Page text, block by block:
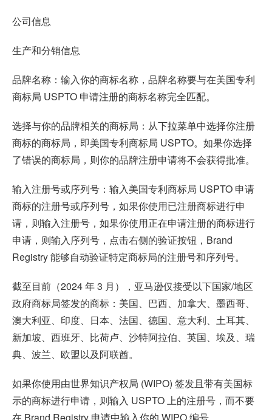
公司信息
生产和分销信息
品牌名称：输入你的商标名称，品牌名称要与在美国专利
商标局 USPTO 申请注册的商标名称完全匹配。
选择与你的品牌相关的商标局：从下拉菜单中选择你注册
商标的商标局，即美国专利商标局 USPTO。如果你选择
了错误的商标局，则你的品牌注册申请将不会获得批准。
输入注册号或序列号：输入美国专利商标局 USPTO 申请
商标的注册号或序列号，如果你使用已注册商标进行申
请，则输入注册号，如果你使用正在申请注册的商标进行
申请，则输入序列号，点击右侧的验证按钮，Brand
Registry 能够自动验证特定商标局的注册号和序列号。
截至目前（2024 年 3 月），亚马逊仅接受以下国家/地区
政府商标局签发的商标：美国、巴西、加拿大、墨西哥、
澳大利亚、印度、日本、法国、德国、意大利、土耳其、
新加坡、西班牙、比荷卢、沙特阿拉伯、英国、埃及、瑞
典、波兰、欧盟以及阿联酋。
如果你使用由世界知识产权局 (WIPO) 签发且带有美国标
示的商标进行申请，则输入 USPTO 上的注册号，而不要